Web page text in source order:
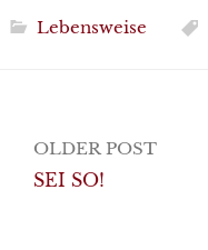
Lebensweise
Post
navigation
OLDER POST
SEI SO!